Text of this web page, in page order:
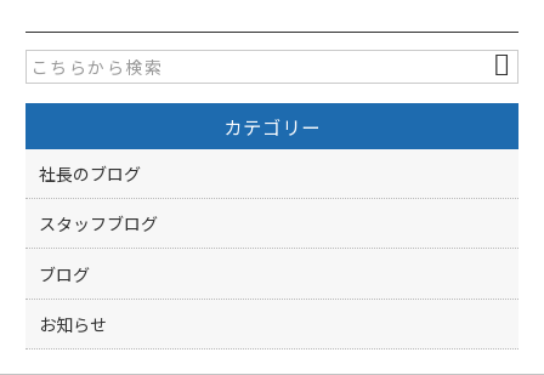
e
b
o
o
k
er
カテゴリー
社長のブログ
スタッフブログ
ブログ
お知らせ